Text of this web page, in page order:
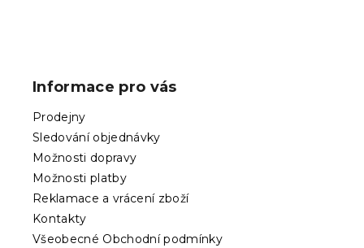
Informace pro vás
Prodejny
Sledování objednávky
Možnosti dopravy
Možnosti platby
Reklamace a vrácení zboží
Kontakty
Všeobecné Obchodní podmínky